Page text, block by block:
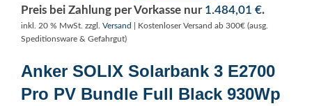
Preis bei Zahlung per Vorkasse nur 1.484,01 €.
inkl. 20 % MwSt. zzgl. Versand
| Kostenloser Versand ab 300€ (ausg.
Speditionsware & Gefahrgut)
Anker SOLIX Solarbank 3 E2700
Pro PV Bundle Full Black 930Wp